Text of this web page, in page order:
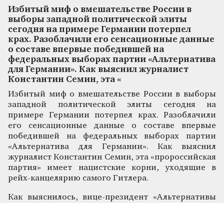
Избитый миф о вмешательстве России в
выборы западной политической элиты
сегодня на примере Германии потерпел
крах. Разоблачили его сенсационные данные
о составе впервые победившей на
федеральных выборах партии «Альтернатива
для Германии». Как выяснил журналист
Константин Семин, эта «
Избитый миф о вмешательстве России в выборы
западной политической элиты сегодня на
примере Германии потерпел крах. Разоблачили
его сенсационные данные о составе впервые
победившей на федеральных выборах партии
«Альтернатива для Германии». Как выяснил
журналист Константин Семин, эта «пророссийская
партия» имеет нацистские корни, уходящие в
рейх-канцелярию самого Гитлера.
Как выяснилось, вице-президент «Альтернативы